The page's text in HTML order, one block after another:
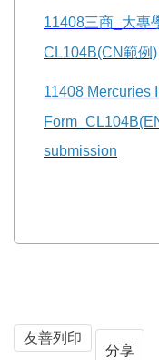
11408三商_ 大專
CL104B(CN範例)
11408 Mercuries
submission
友善列印
分享